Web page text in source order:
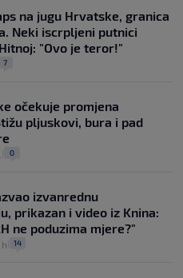
na jugu Hrvatske, granica
Neki iscrpljeni putnici
"Ovo je teror!"
7
očekuje promjena
pljuskovi, bura i pad
0
izvanrednu
prikazan i video iz Knina:
ne poduzima mjere?"
14